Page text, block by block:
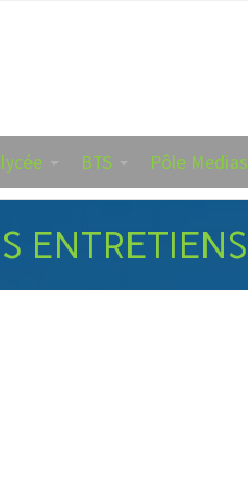
BTS Pôle Medias
ENTRETIENS